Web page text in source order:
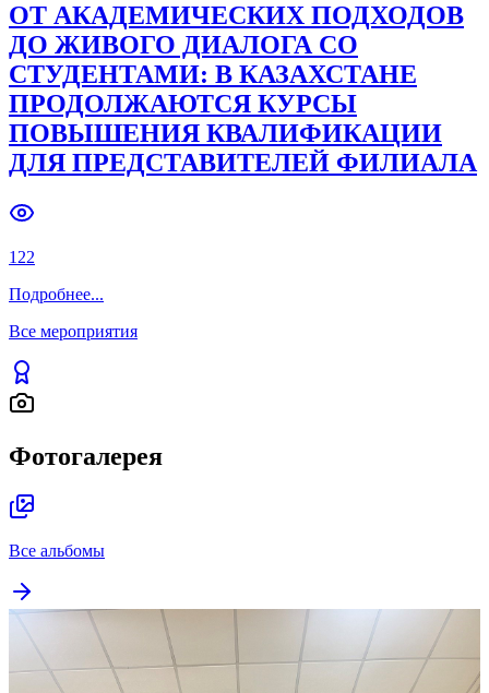
ОТ АКАДЕМИЧЕСКИХ ПОДХОДОВ
ДО ЖИВОГО ДИАЛОГА СО
СТУДЕНТАМИ: В КАЗАХСТАНЕ
ПРОДОЛЖАЮТСЯ КУРСЫ
ПОВЫШЕНИЯ КВАЛИФИКАЦИИ
ДЛЯ ПРЕДСТАВИТЕЛЕЙ ФИЛИАЛА
122
Подробнее...
Все мероприятия
Фотогалерея
Все альбомы